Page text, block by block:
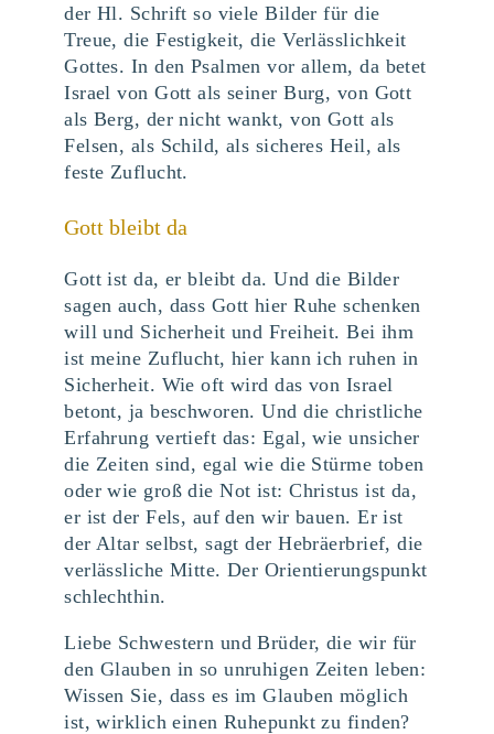
der Hl. Schrift so viele Bilder für die
Treue, die Festigkeit, die Verlässlichkeit
Gottes. In den Psalmen vor allem, da betet
Israel von Gott als seiner Burg, von Gott
als Berg, der nicht wankt, von Gott als
Felsen, als Schild, als sicheres Heil, als
feste Zuflucht.
Gott bleibt da
Gott ist da, er bleibt da. Und die Bilder
sagen auch, dass Gott hier Ruhe schenken
will und Sicherheit und Freiheit. Bei ihm
ist meine Zuflucht, hier kann ich ruhen in
Sicherheit. Wie oft wird das von Israel
betont, ja beschworen. Und die christliche
Erfahrung vertieft das: Egal, wie unsicher
die Zeiten sind, egal wie die Stürme toben
oder wie groß die Not ist: Christus ist da,
er ist der Fels, auf den wir bauen. Er ist
der Altar selbst, sagt der Hebräerbrief, die
verlässliche Mitte. Der Orientierungspunkt
schlechthin.
Liebe Schwestern und Brüder, die wir für
den Glauben in so unruhigen Zeiten leben:
Wissen Sie, dass es im Glauben möglich
ist, wirklich einen Ruhepunkt zu finden?